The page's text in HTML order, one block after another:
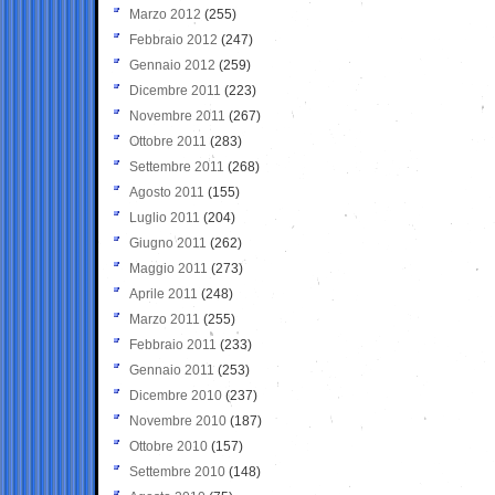
Marzo 2012 (255)
Febbraio 2012 (247)
Gennaio 2012 (259)
Dicembre 2011 (223)
Novembre 2011 (267)
Ottobre 2011 (283)
Settembre 2011 (268)
Agosto 2011 (155)
Luglio 2011 (204)
Giugno 2011 (262)
Maggio 2011 (273)
Aprile 2011 (248)
Marzo 2011 (255)
Febbraio 2011 (233)
Gennaio 2011 (253)
Dicembre 2010 (237)
Novembre 2010 (187)
Ottobre 2010 (157)
Settembre 2010 (148)